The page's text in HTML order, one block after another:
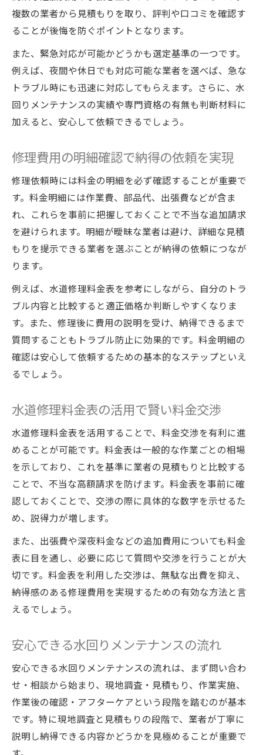
複数の業者から見積もりを取り、評判や口コミを確認す
ることが後悔を防ぐポイントとなります。
また、緊急対応が可能かどうかも選定基準の一つです。
例えば、夜間や休日でも対応可能な業者を選べば、急な
トラブル時にも迅速に対応してもらえます。さらに、水
回りメンテナンスの実績や専門資格の有無も判断材料に
加えると、安心して依頼できるでしょう。
修理費用の明細確認で納得の依頼を実現
修理依頼時には料金の明細を必ず確認することが重要で
す。料金明細には作業費、部品代、出張費などが含ま
れ、これらを事前に把握しておくことで不当な追加請求
を避けられます。明細が曖昧な業者は避け、詳細な見積
もりを提示できる業者を選ぶことが納得の依頼につなが
ります。
例えば、水道修理料金表を参考にしながら、自分のトラ
ブル内容と比較すると適正価格か判断しやすくなりま
す。また、修理後に費用の説明を受け、納得できるまで
質問することもトラブル防止に効果的です。料金明細の
確認は安心して依頼するための基本的なステップといえ
るでしょう。
水道修理料金表の活用で賢い料金交渉
水道修理料金表を活用することで、料金交渉を有利に進
めることが可能です。料金表は一般的な作業ごとの相場
を示しており、これを基準に業者の見積もりと比較する
ことで、不当な高額請求を防げます。料金表を事前に確
認しておくことで、交渉の際に具体的な数字を示せるた
め、説得力が増します。
また、出張費や深夜料金などの追加費用についても料金
表に目を通し、必要に応じて質問や交渉を行うことが大
切です。料金表を利用した交渉は、無駄な出費を抑え、
納得感のある修理費用を実現するための有効な方法と言
えるでしょう。
安心できる水回りメンテナンスの流れ
安心できる水回りメンテナンスの流れは、まず問い合わ
せ・相談から始まり、現地調査・見積もり、作業実施、
作業後の確認・アフターケアという段階を踏むのが基本
です。特に現地調査と見積もりの段階で、業者が丁寧に
説明し納得できる内容かどうかを見極めることが重要で